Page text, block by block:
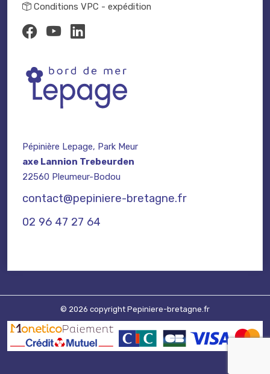
Conditions VPC - expédition
Pépinière Lepage, Park Meur
axe Lannion Trebeurden
22560 Pleumeur-Bodou
contact@pepiniere-bretagne.fr
02 96 47 27 64
© 2026 copyright Pepiniere-bretagne.fr